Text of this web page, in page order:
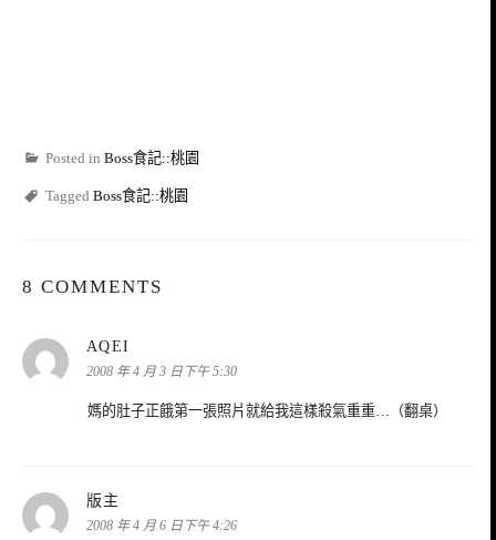
Posted in Boss食記::桃園
Tagged Boss食記::桃園
8 COMMENTS
AQEI
示:
2008 年 4 月 3 日下午 5:30
媽的肚子正餓第一張照片就給我這樣殺氣重重…（翻桌）
版主
示:
2008 年 4 月 6 日下午 4:26